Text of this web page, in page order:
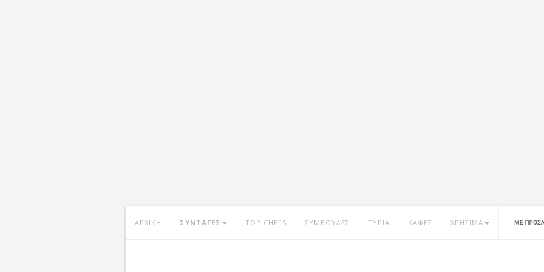
ΑΡΧΙΚΗ ΣΥΝΤΑΓΕΣ TOP CHEFS ΣΥΜΒΟΥΛΕΣ ΤΥΡΙΑ ΚΑΦΕΣ ΧΡΗΣΙΜΑ